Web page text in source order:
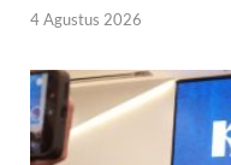
4 Agustus 2026